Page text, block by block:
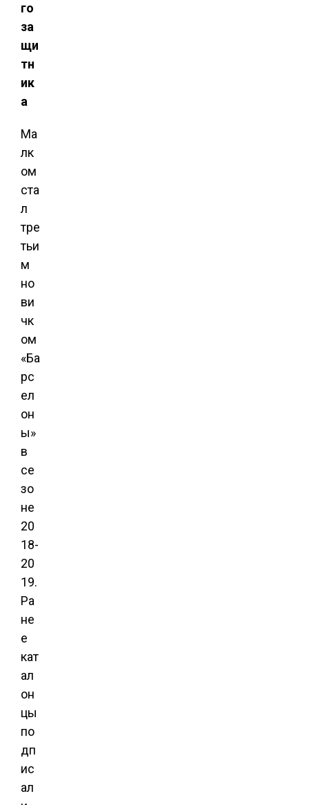
го
за
щи
тн
ик
а
Ма
лк
ом
ста
л
тре
тьи
м
но
ви
чк
ом
«Ба
рс
ел
он
ы»
в
се
зо
не
20
18-
20
19.
Ра
не
е
кат
ал
он
цы
по
дп
ис
ал